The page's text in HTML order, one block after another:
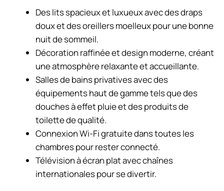
Des lits spacieux et luxueux avec des draps
doux et des oreillers moelleux pour une bonne
nuit de sommeil.
Décoration raffinée et design moderne, créant
une atmosphère relaxante et accueillante.
Salles de bains privatives avec des
équipements haut de gamme tels que des
douches à effet pluie et des produits de
toilette de qualité.
Connexion Wi-Fi gratuite dans toutes les
chambres pour rester connecté.
Télévision à écran plat avec chaînes
internationales pour se divertir.